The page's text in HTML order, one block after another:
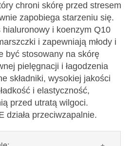
chroni skórę przed stresem
zapobiega starzeniu się.
i koenzym Q10
i zapewniają młody i
być stosowany na skórę
pielęgnacji i łagodzenia
składniki, wysokiej jakości
i elastyczność,
przed utratą wilgoci.
działa przeciwzapalnie.